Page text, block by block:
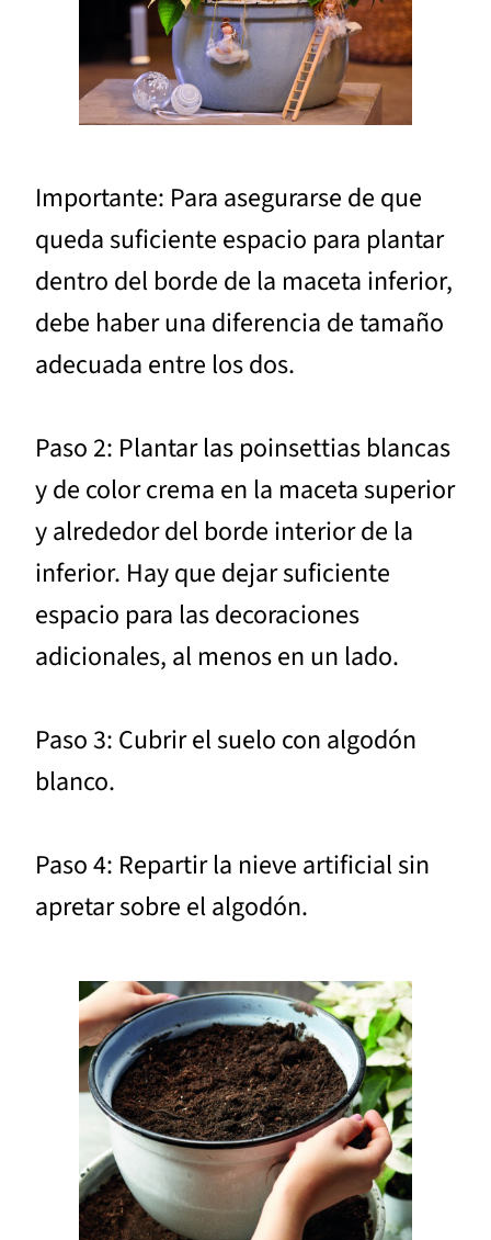
Importante: Para asegurarse de que
queda suficiente espacio para plantar
dentro del borde de la maceta inferior,
debe haber una diferencia de tamaño
adecuada entre los dos.
Paso 2: Plantar las poinsettias blancas
y de color crema en la maceta superior
y alrededor del borde interior de la
inferior. Hay que dejar suficiente
espacio para las decoraciones
adicionales, al menos en un lado.
Paso 3: Cubrir el suelo con algodón
blanco.
Paso 4: Repartir la nieve artificial sin
apretar sobre el algodón.